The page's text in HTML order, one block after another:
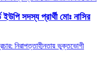
ইউপি সদস্য প্রার্থী মোঃ নাসির